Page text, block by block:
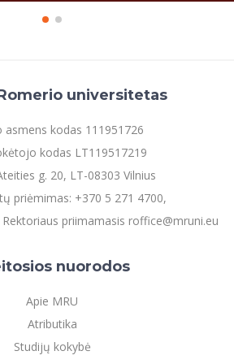
centras
šalių studijų centras
Karaliaus Sedžiongo institutas
prevencija
sistema "Studijos"
profiliai "CRIS"
sąjunga
paieška
universitetas
asmens kodas 111951726
kodas LT119517219
g. 20, LT-08303 Vilnius
priėmimas: +370 5 271 4700,
priimamasis roffice@mruni.eu
nuorodos
Apie MRU
Atributika
Studijų kokybė